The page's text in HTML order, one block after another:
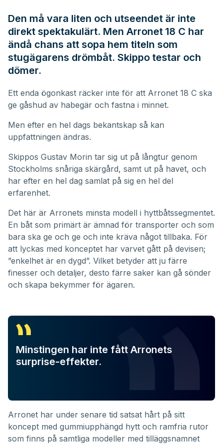
Den må vara liten och utseendet är inte
direkt spektakulärt. Men Arronet 18 C har
ändå chans att sopa hem titeln som
stugägarens drömbåt. Skippo testar och
dömer.
Ett enda ögonkast räcker inte för att Arronet 18 C ska
ge gåshud av habegär och fastna i minnet.
Men efter en hel dags bekantskap så kan
uppfattningen ändras.
Skippos Gustav Morin tar sig ut på långtur genom
Stockholms snåriga skärgård, samt ut på havet, och
har efter en hel dag samlat på sig en hel del
erfarenhet.
Det här är Arronets minsta modell i hyttbåtssegmentet.
En båt som primärt är ämnad för transporter och som
bara ska ge och ge och inte kräva något tillbaka. För
att lyckas med konceptet har varvet gått på devisen;
”enkelhet är en dygd”. Vilket betyder att ju färre
finesser och detaljer, desto färre saker kan gå sönder
och skapa bekymmer för ägaren.
Minstingen har inte fått Arronets
surprise-effekter.
Arronet har under senare tid satsat hårt på sitt
koncept med gummiupphängd hytt och ramfria rutor
som finns på samtliga modeller med tilläggsnamnet